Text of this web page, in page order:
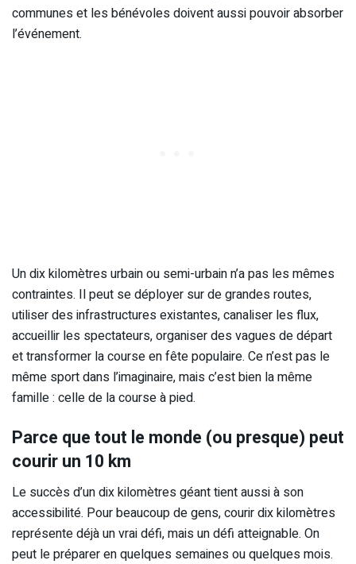
communes et les bénévoles doivent aussi pouvoir absorber
l’événement.
Un dix kilomètres urbain ou semi-urbain n’a pas les mêmes
contraintes. Il peut se déployer sur de grandes routes,
utiliser des infrastructures existantes, canaliser les flux,
accueillir les spectateurs, organiser des vagues de départ
et transformer la course en fête populaire. Ce n’est pas le
même sport dans l’imaginaire, mais c’est bien la même
famille : celle de la course à pied.
Parce que tout le monde (ou presque) peut
courir un 10 km
Le succès d’un dix kilomètres géant tient aussi à son
accessibilité. Pour beaucoup de gens, courir dix kilomètres
représente déjà un vrai défi, mais un défi atteignable. On
peut le préparer en quelques semaines ou quelques mois.